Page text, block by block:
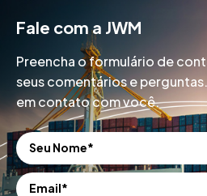
Fale com a JWM
Preencha o formulário de
seus comentários e
em contato com você.